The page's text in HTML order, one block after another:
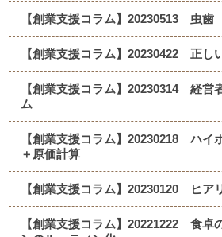
【創業支援コラム】20230513 虫歯
【創業支援コラム】20230422 正し
【創業支援コラム】20230314 経営
ム
【創業支援コラム】20230218 ハイ
＋原価計算
【創業支援コラム】20230120 ヒア
【創業支援コラム】20221222 食卓